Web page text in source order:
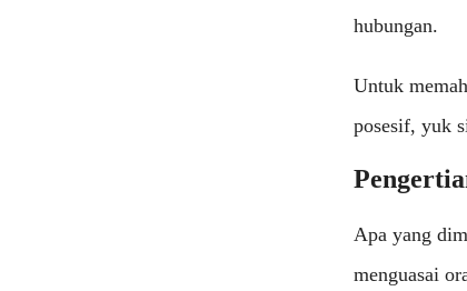
hubungan.
Untuk
posesif, yuk
Apa yang
menguasai